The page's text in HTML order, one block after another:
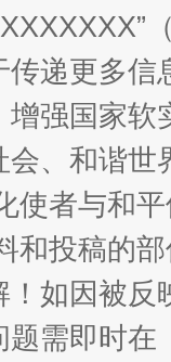
递更多
增强国家
、和谐
使者与和
和投稿的
如因被
题需即时在